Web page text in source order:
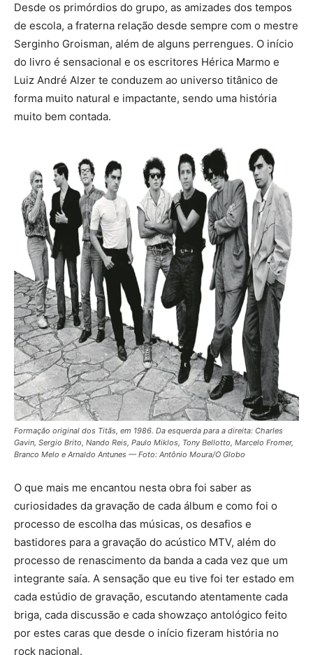
Desde os primórdios do grupo, as amizades dos tempos
de escola, a fraterna relação desde sempre com o mestre
Serginho Groisman, além de alguns perrengues. O início
do livro é sensacional e os escritores Hérica Marmo e
Luiz André Alzer te conduzem ao universo titânico de
forma muito natural e impactante, sendo uma história
muito bem contada.
Formação original dos Titãs, em 1986. Da esquerda para a direita: Charles
Gavin, Sergio Brito, Nando Reis, Paulo Miklos, Tony Bellotto, Marcelo Fromer,
Branco Melo e Arnaldo Antunes — Foto: Antônio Moura/O Globo
O que mais me encantou nesta obra foi saber as
curiosidades da gravação de cada álbum e como foi o
processo de escolha das músicas, os desafios e
bastidores para a gravação do acústico MTV, além do
processo de renascimento da banda a cada vez que um
integrante saía. A sensação que eu tive foi ter estado em
cada estúdio de gravação, escutando atentamente cada
briga, cada discussão e cada showzaço antológico feito
por estes caras que desde o início fizeram história no
rock nacional.